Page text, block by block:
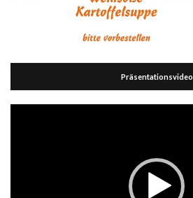
Präsentationsvideo